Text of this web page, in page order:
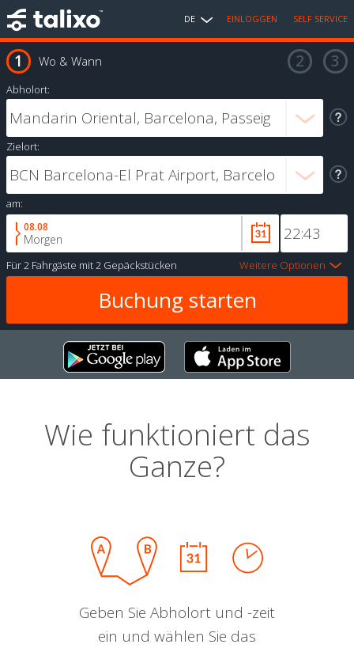
DE EINLOGGEN SELF SERVICE
Wo & Wann
Abholort:
Zielort:
am:
08.08
Morgen
Für2 Fahrgäste mit2 Gepäckstücken Weitere Optionen
Wie funktioniert das
Ganze?
Geben Sie Abholort und -zeit
ein und wählen Sie das